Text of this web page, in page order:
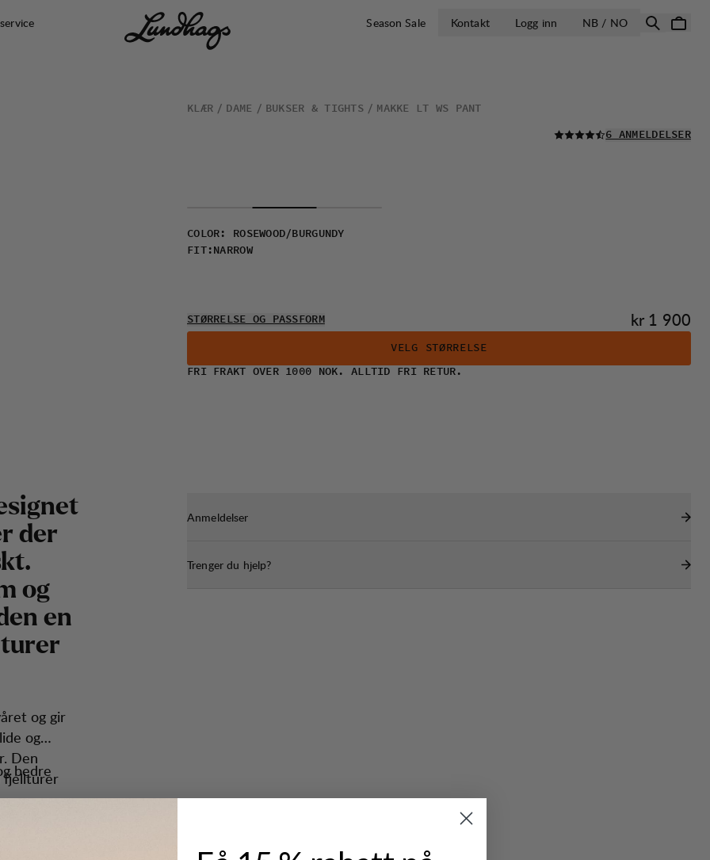
Season Sale Kontakt Logg inn NB / NOÅPNE VELG
KLÆR DAME BUKSER & TIGHTS MAKKE LT WS PANT
LES ALLE
6 ANMELDELSER
COLOR :
ROSEWOOD/BURGUNDY
FIT: NARROW
STØRRELSE OG PASSFORM Pris:
kr 1 900
VELG STØRRELSE
FRI FRAKT OVER 1000 NOK. ALLTID FRI RETUR.
der
og
en
og
Den
fjellturer
bedre
Anmeldelser
Trenger du hjelp?